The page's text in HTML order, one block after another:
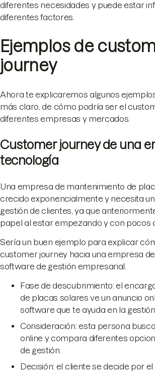
diferentes necesidades y puede estar
diferentes factores.
Ejemplos de
journey
Ahora te explicaremos algunos
más claro, de cómo podría ser el
diferentes empresas y mercados.
Customer journey de una
tecnología
Una empresa de mantenimiento de
crecido exponencialmente y necesita
gestión de clientes, ya que
papel al estar empezando y con pocos
Sería un buen ejemplo para explicar
customer journey hacia una empresa
software de gestión empresarial.
Fase de descubrimiento: el
de placas solares ve un anuncio
software que te ayuda en la
Consideración: esta persona
online y compara diferentes
de gestión.
Decisión: el cliente se decide por